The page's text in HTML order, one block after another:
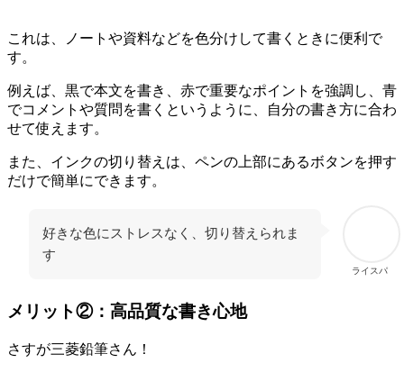
これは、ノートや資料などを色分けして書くときに便利で
す。
例えば、黒で本文を書き、赤で重要なポイントを強調し、青
でコメントや質問を書くというように、自分の書き方に合わ
せて使えます。
また、インクの切り替えは、ペンの上部にあるボタンを押す
だけで簡単にできます。
ライスパ
好きな色にストレスなく、切り替えられま
す
メリット②：高品質な書き心地
さすが三菱鉛筆さん！